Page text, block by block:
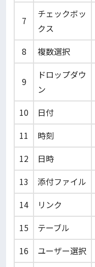
7
チェックボッ
クス
8 複数選択
9
ドロップダウ
ン
10 日付
11
時刻
12
日時
13
添付ファイル
14
リンク
15
テーブル
16
ユーザー選択